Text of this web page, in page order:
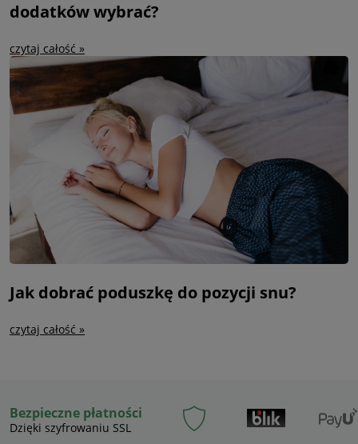
dodatków wybrać?
czytaj całość »
Jak dobrać poduszkę do pozycji snu?
czytaj całość »
Bezpieczne płatności
Dzięki szyfrowaniu SSL